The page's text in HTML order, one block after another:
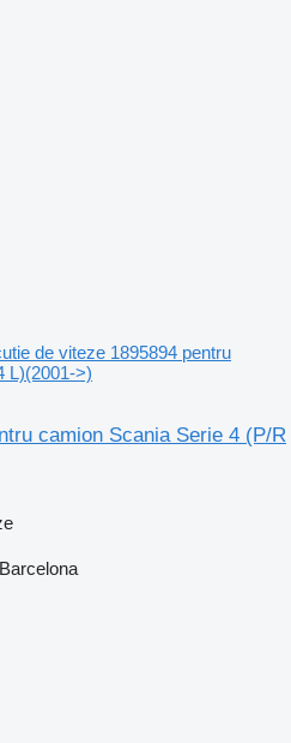
de viteze 1895894 pentru
L)(2001->)
camion Scania Serie 4 (P/R